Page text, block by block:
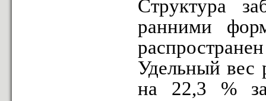
Структура
ранними
Удельный вес
на 22,3 % за